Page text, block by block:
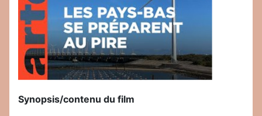
Synopsis/contenu du film